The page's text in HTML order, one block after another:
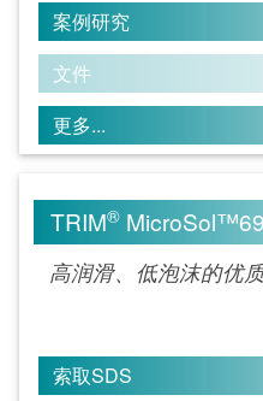
案例研究
文件
更多...
TRIM®
高润滑、低泡沫的优
索取SDS